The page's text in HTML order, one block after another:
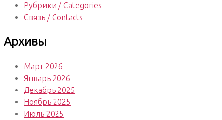
Рубрики / Categories
Связь / Contacts
Архивы
Март 2026
Январь 2026
Декабрь 2025
Ноябрь 2025
Июль 2025